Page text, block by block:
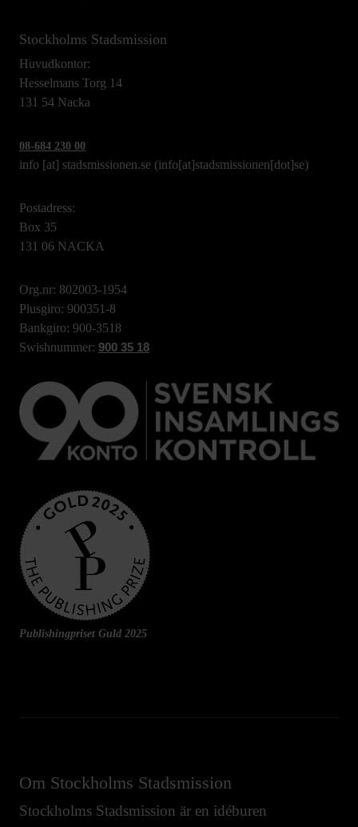
Stockholms Stadsmission
Huvudkontor:
Hesselmans Torg 14
131 54 Nacka
08-684 230 00
info [at] stadsmissionen.se (info[at]stadsmissionen[dot]se)
Postadress:
Box 35
131 06 NACKA
Org.nr: 802003-1954
Plusgiro: 900351-8
Bankgiro: 900-3518
Swishnummer: 900 35 18
Publishingpriset Guld 2025
Om Stockholms Stadsmission
Stockholms Stadsmission är en idéburen